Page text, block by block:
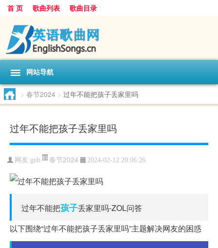
首 页 歌曲列表 歌曲目录
网站导航
> 春节2024 > 过年不能把孩子丢家里吗
过年不能把孩子丢家里吗
网友:gnb 春节2024 2024-02-12 20:06:26
过年不能把孩子丢家里吗-ZOL问答
以下围绕“过年不能把孩子丢家里吗”主题解决网友的困惑